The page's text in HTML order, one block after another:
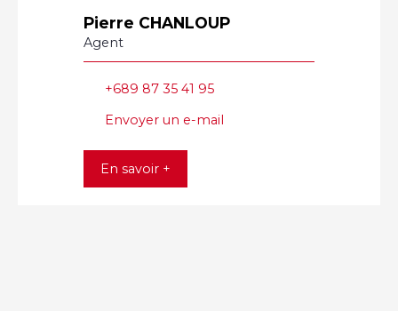
Pierre CHANLOUP
Agent
+689 87 35 41 95
Envoyer un e-mail
En savoir +